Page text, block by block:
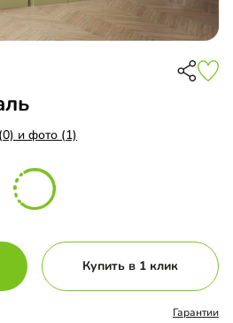
и фото (1)
Купить в 1 клик
Гарантии